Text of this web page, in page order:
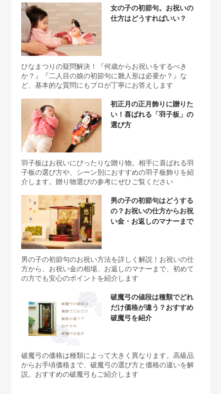
女の子の初節句。お祝いの
仕方はどうすればいい？
ひなまつりの疑問解決！『何歳からお祝いをするべき
か？』『二人目の娘の初節句に雛人形は必要か？』な
ど、基本的な質問にもプロが丁寧にお答えします
初正月の正月飾りに贈りた
い！喜ばれる「羽子板」の
選び方
羽子板はお祝いにぴったりな贈り物。相手に喜ばれる羽
子板の選び方や、シーン別におすすめの羽子板飾りを紹
介します。贈り物選びの参考にぜひご覧ください
男の子の初節句はどうする
の？お祝いの仕方からお祝
い金・お返しのマナーまで
男の子の初節句のお祝い方法を詳しく解説！お祝いの仕
方から、お祝い金の相場、お返しのマナーまで、初めて
の方でも安心のポイントを紹介します
破魔弓の値段は種類でどれ
だけ価格が違う？おすすめ
破魔弓を紹介
破魔弓の価格は種類によって大きく異なります。高級品
からお手頃価格まで、破魔弓の選び方と価格の違いを解
説。おすすめの破魔弓もご紹介します